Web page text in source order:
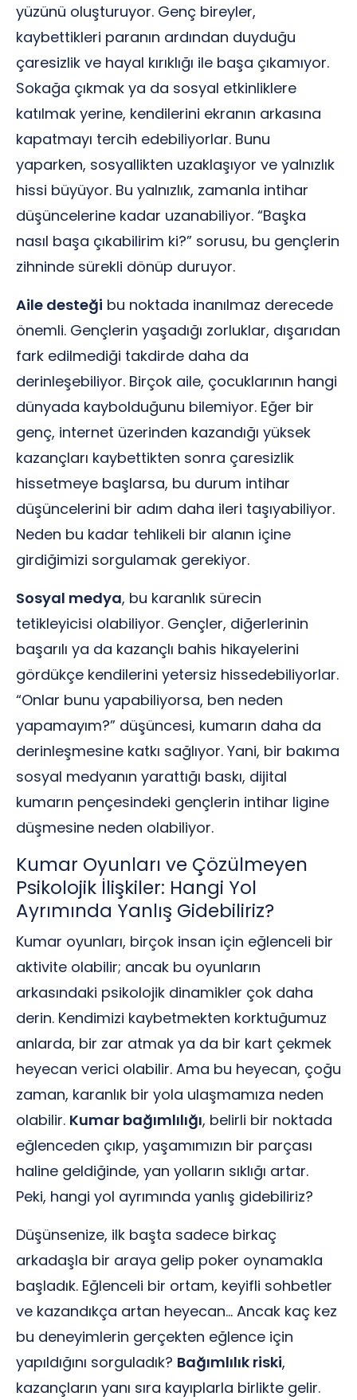
yüzünü oluşturuyor. Genç bireyler,
kaybettikleri paranın ardından duyduğu
çaresizlik ve hayal kırıklığı ile başa çıkamıyor.
Sokağa çıkmak ya da sosyal etkinliklere
katılmak yerine, kendilerini ekranın arkasına
kapatmayı tercih edebiliyorlar. Bunu
yaparken, sosyallikten uzaklaşıyor ve yalnızlık
hissi büyüyor. Bu yalnızlık, zamanla intihar
düşüncelerine kadar uzanabiliyor. “Başka
nasıl başa çıkabilirim ki?” sorusu, bu gençlerin
zihninde sürekli dönüp duruyor.
Aile desteği bu noktada inanılmaz derecede
önemli. Gençlerin yaşadığı zorluklar, dışarıdan
fark edilmediği takdirde daha da
derinleşebiliyor. Birçok aile, çocuklarının hangi
dünyada kaybolduğunu bilemiyor. Eğer bir
genç, internet üzerinden kazandığı yüksek
kazançları kaybettikten sonra çaresizlik
hissetmeye başlarsa, bu durum intihar
düşüncelerini bir adım daha ileri taşıyabiliyor.
Neden bu kadar tehlikeli bir alanın içine
girdiğimizi sorgulamak gerekiyor.
Sosyal medya, bu karanlık sürecin
tetikleyicisi olabiliyor. Gençler, diğerlerinin
başarılı ya da kazançlı bahis hikayelerini
gördükçe kendilerini yetersiz hissedebiliyorlar.
“Onlar bunu yapabiliyorsa, ben neden
yapamayım?” düşüncesi, kumarın daha da
derinleşmesine katkı sağlıyor. Yani, bir bakıma
sosyal medyanın yarattığı baskı, dijital
kumarın pençesindeki gençlerin intihar ligine
düşmesine neden olabiliyor.
Kumar Oyunları ve Çözülmeyen
Psikolojik İlişkiler: Hangi Yol
Ayrımında Yanlış Gidebiliriz?
Kumar oyunları, birçok insan için eğlenceli bir
aktivite olabilir; ancak bu oyunların
arkasındaki psikolojik dinamikler çok daha
derin. Kendimizi kaybetmekten korktuğumuz
anlarda, bir zar atmak ya da bir kart çekmek
heyecan verici olabilir. Ama bu heyecan, çoğu
zaman, karanlık bir yola ulaşmamıza neden
olabilir. Kumar bağımlılığı, belirli bir noktada
eğlenceden çıkıp, yaşamımızın bir parçası
haline geldiğinde, yan yolların sıklığı artar.
Peki, hangi yol ayrımında yanlış gidebiliriz?
Düşünsenize, ilk başta sadece birkaç
arkadaşla bir araya gelip poker oynamakla
başladık. Eğlenceli bir ortam, keyifli sohbetler
ve kazandıkça artan heyecan… Ancak kaç kez
bu deneyimlerin gerçekten eğlence için
yapıldığını sorguladık? Bağımlılık riski,
kazançların yanı sıra kayıplarla birlikte gelir.